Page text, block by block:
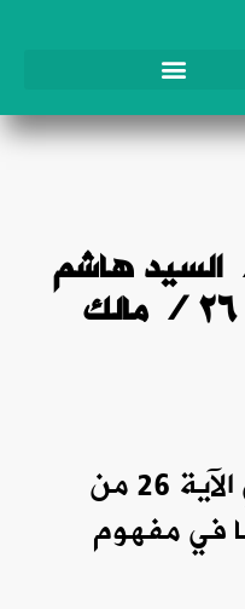
القرآن – ٢٠ / السيد هاشم
الحيدري / آل عمران ٢٦ / مالك
: تأملات في الآية 26 من
في مفهوم